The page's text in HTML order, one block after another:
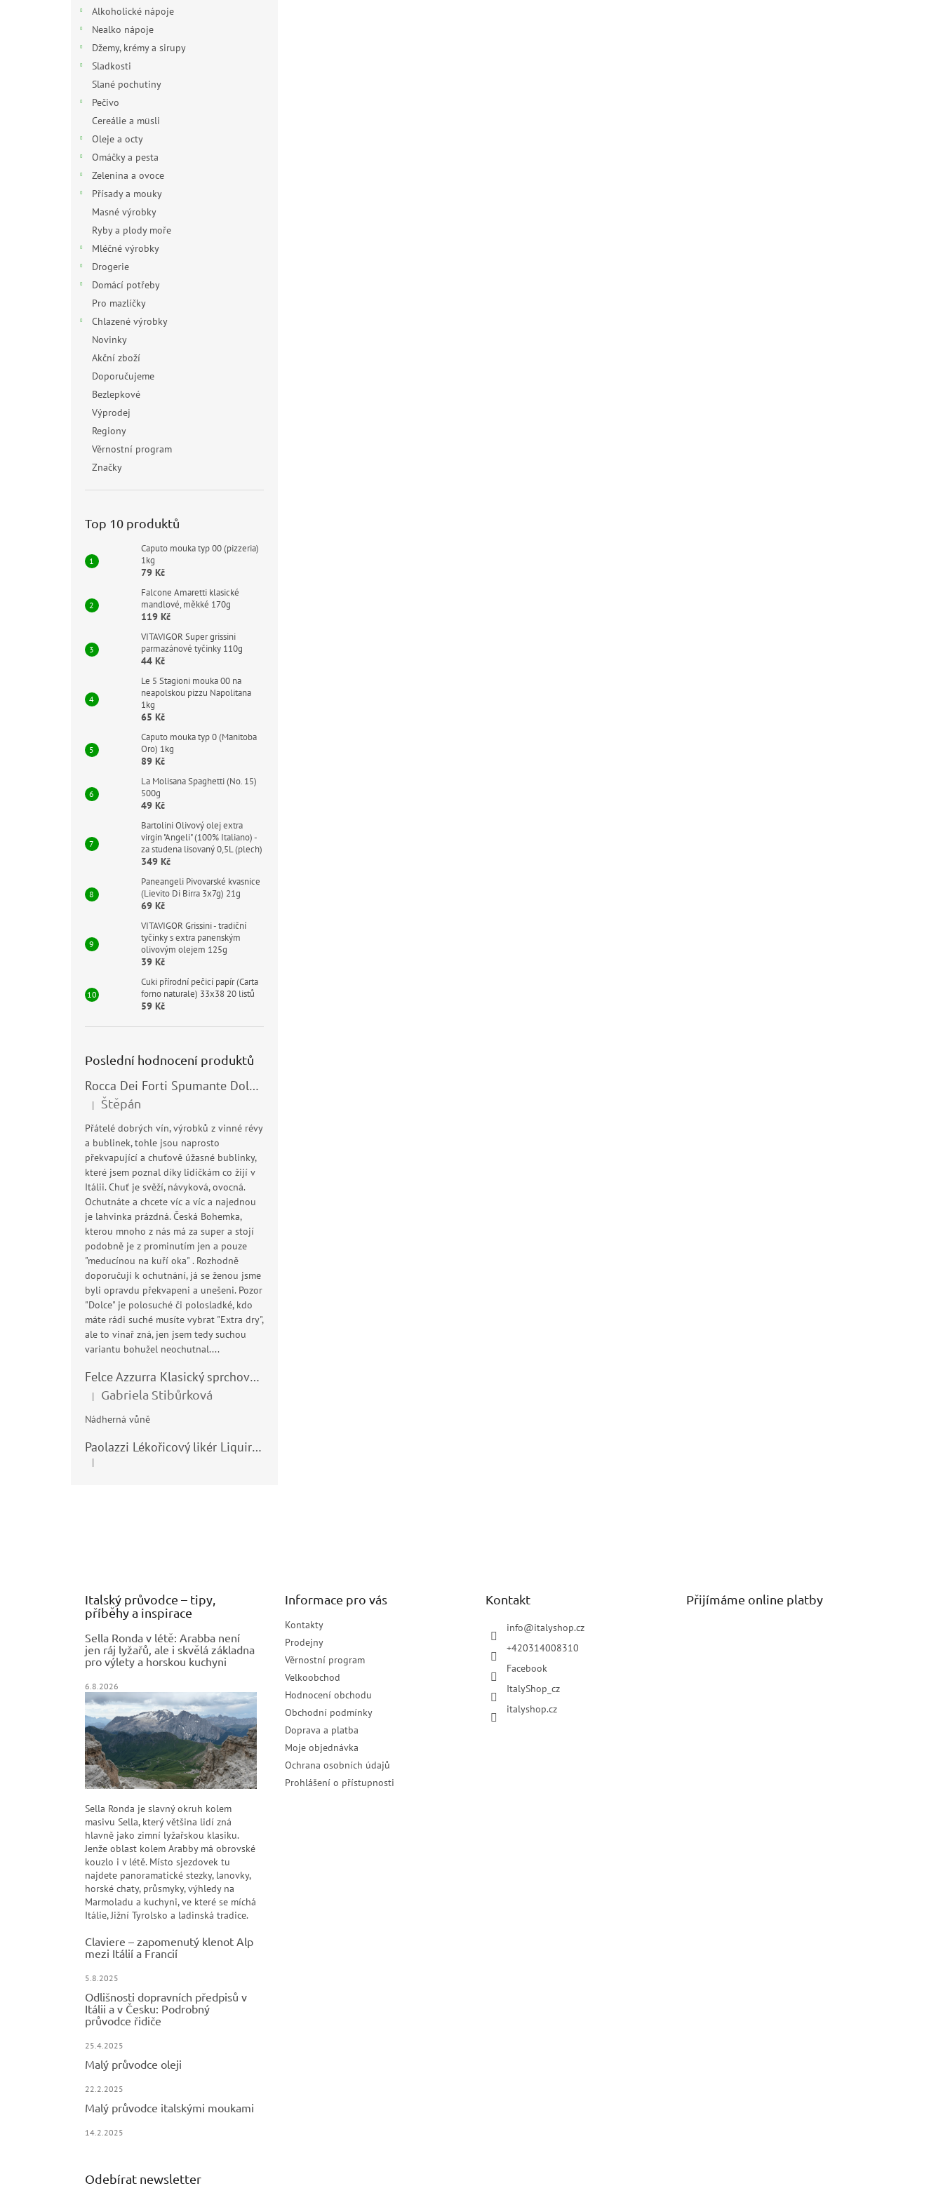
Alkoholické nápoje
Nealko nápoje
Džemy, krémy a sirupy
Sladkosti
Slané pochutiny
Pečivo
Cereálie a müsli
Oleje a octy
Omáčky a pesta
Zelenina a ovoce
Přísady a mouky
Masné výrobky
Ryby a plody moře
Mléčné výrobky
Drogerie
Domácí potřeby
Pro mazlíčky
Chlazené výrobky
Novinky
Akční zboží
Doporučujeme
Bezlepkové
Výprodej
Regiony
Věrnostní program
Značky
Top 10 produktů
Caputo mouka typ 00 (pizzeria)
1kg
79 Kč
Falcone Amaretti klasické
mandlové, měkké 170g
119 Kč
VITAVIGOR Super grissini
parmazánové tyčinky 110g
44 Kč
Le 5 Stagioni mouka 00 na
neapolskou pizzu Napolitana
1kg
65 Kč
Caputo mouka typ 0 (Manitoba
Oro) 1kg
89 Kč
La Molisana Spaghetti (No. 15)
500g
49 Kč
Bartolini Olivový olej extra
virgin "Angeli" (100% Italiano) -
za studena lisovaný 0,5L (plech)
349 Kč
Paneangeli Pivovarské kvasnice
(Lievito Di Birra 3x7g) 21g
69 Kč
VITAVIGOR Grissini - tradiční
tyčinky s extra panenským
olivovým olejem 125g
39 Kč
Cuki přírodní pečicí papír (Carta
forno naturale) 33x38 20 listů
59 Kč
Poslední hodnocení produktů
Rocca Dei Forti Spumante Dolce 11,5% 0,75l
Hodnocení produktu je 5 z 5 hvězdiček.
| Štěpán
Přátelé dobrých vín, výrobků z vinné révy
a bublinek, tohle jsou naprosto
překvapující a chuťově úžasné bublinky,
které jsem poznal díky lidičkám co žijí v
Itálii. Chuť je svěží, návyková, ovocná.
Ochutnáte a chcete víc a víc a najednou
je lahvinka prázdná. Česká Bohemka,
kterou mnoho z nás má za super a stojí
podobně je z prominutím jen a pouze
"meducínou na kuří oka" . Rozhodně
doporučuji k ochutnání, já se ženou jsme
byli opravdu překvapeni a unešeni. Pozor
"Dolce" je polosuché či polosladké, kdo
máte rádi suché musíte vybrat "Extra dry",
ale to vinař zná, jen jsem tedy suchou
variantu bohužel neochutnal....
Felce Azzurra Klasický sprchový gel - doccia gel 400ml
Hodnocení produktu je 5 z 5 hvězdiček.
| Gabriela Stibůrková
Nádherná vůně
Paolazzi Lékořicový likér Liquirizia 24% 0,7L
Hodnocení produktu je 5 z 5 hvězdiček.
|
Italský průvodce – tipy,
příběhy a inspirace
Sella Ronda v létě: Arabba není
jen ráj lyžařů, ale i skvělá základna
pro výlety a horskou kuchyni
6.8.2026
Sella Ronda je slavný okruh kolem
masivu Sella, který většina lidí zná
hlavně jako zimní lyžařskou klasiku.
Jenže oblast kolem Arabby má obrovské
kouzlo i v létě. Místo sjezdovek tu
najdete panoramatické stezky, lanovky,
horské chaty, průsmyky, výhledy na
Marmoladu a kuchyni, ve které se míchá
Itálie, Jižní Tyrolsko a ladinská tradice.
Claviere – zapomenutý klenot Alp
mezi Itálií a Francií
5.8.2025
Odlišnosti dopravních předpisů v
Itálii a v Česku: Podrobný
průvodce řidiče
25.4.2025
Malý průvodce oleji
22.2.2025
Malý průvodce italskými moukami
14.2.2025
Informace pro vás
Kontakty
Prodejny
Věrnostní program
Velkoobchod
Hodnocení obchodu
Obchodní podmínky
Doprava a platba
Moje objednávka
Ochrana osobních údajů
Prohlášení o přístupnosti
Kontakt
info@italyshop.cz
+420314008310
Facebook
ItalyShop_cz
italyshop.cz
Přijímáme online platby
Odebírat newsletter